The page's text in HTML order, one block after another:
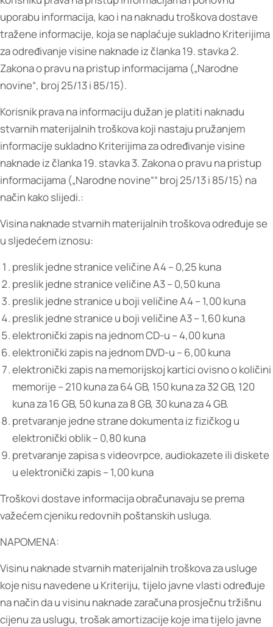
uporabu informacija, kao i na naknadu troškova dostave
tražene informacije, koja se naplaćuje sukladno Kriterijima
za određivanje visine naknade iz članka 19. stavka 2.
Zakona o pravu na pristup informacijama („Narodne
novine“, broj 25/13 i 85/15).
Korisnik prava na informaciju dužan je platiti naknadu
stvarnih materijalnih troškova koji nastaju pružanjem
informacije sukladno Kriterijima za određivanje visine
naknade iz članka 19. stavka 3. Zakona o pravu na pristup
informacijama („Narodne novine““ broj 25/13 i 85/15) na
način kako slijedi.:
Visina naknade stvarnih materijalnih troškova određuje se
u sljedećem iznosu:
preslik jedne stranice veličine A4 – 0,25 kuna
preslik jedne stranice veličine A3 – 0,50 kuna
preslik jedne stranice u boji veličine A4 – 1,00 kuna
preslik jedne stranice u boji veličine A3 – 1,60 kuna
elektronički zapis na jednom CD-u – 4,00 kuna
elektronički zapis na jednom DVD-u – 6,00 kuna
elektronički zapis na memorijskoj kartici ovisno o količini
memorije – 210 kuna za 64 GB, 150 kuna za 32 GB, 120
kuna za 16 GB, 50 kuna za 8 GB, 30 kuna za 4 GB.
pretvaranje jedne strane dokumenta iz fizičkog u
elektronički oblik – 0,80 kuna
pretvaranje zapisa s videovrpce, audiokazete ili diskete
u elektronički zapis – 1,00 kuna
Troškovi dostave informacija obračunavaju se prema
važećem cjeniku redovnih poštanskih usluga.
NAPOMENA:
Visinu naknade stvarnih materijalnih troškova za usluge
koje nisu navedene u Kriteriju, tijelo javne vlasti određuje
na način da u visinu naknade zaračuna prosječnu tržišnu
cijenu za uslugu, trošak amortizacije koje ima tijelo javne